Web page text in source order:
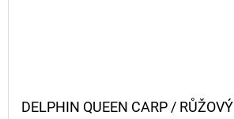
DELPHIN QUEEN CARP / RŮŽOVÝ